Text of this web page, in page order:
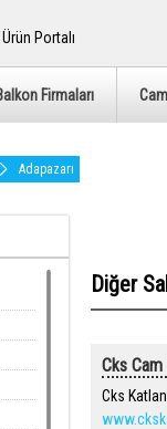
Portalı
Firmaları
Adapazarı
Diğer
Cks
Cks